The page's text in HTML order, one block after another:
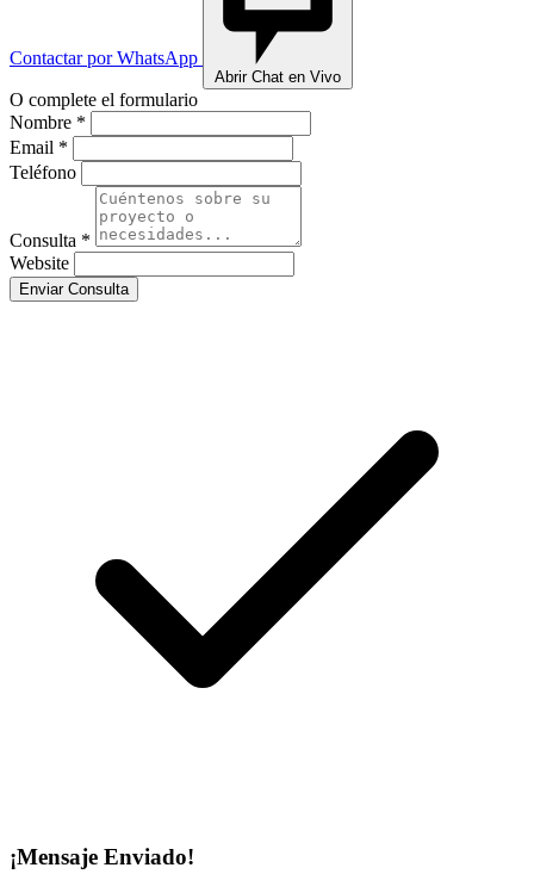
Contactar por WhatsApp
Abrir Chat en Vivo
O complete el formulario
Nombre *
Email *
Teléfono
Consulta *
Website
Enviar Consulta
¡Mensaje Enviado!